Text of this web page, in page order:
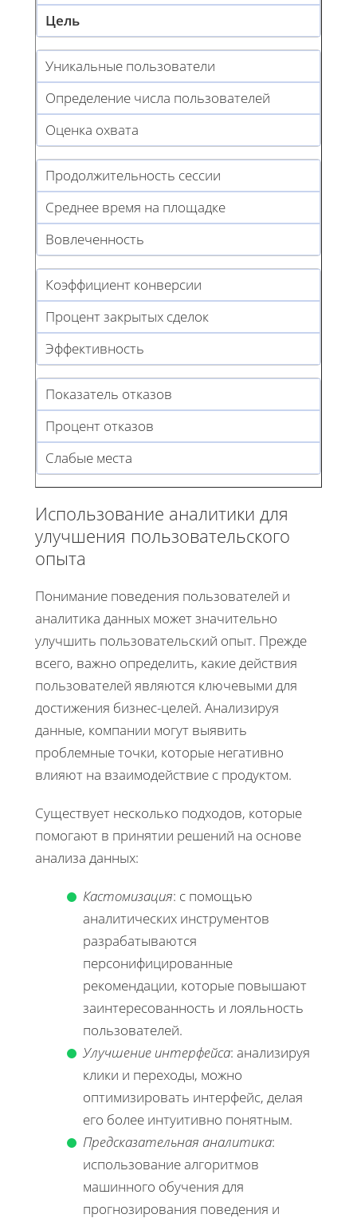
Цель
Уникальные пользователи
Определение числа пользователей
Оценка охвата
Продолжительность сессии
Среднее время на площадке
Вовлеченность
Коэффициент конверсии
Процент закрытых сделок
Эффективность
Показатель отказов
Процент отказов
Слабые места
Использование аналитики для
улучшения пользовательского
опыта
Понимание поведения пользователей и
аналитика данных может значительно
улучшить пользовательский опыт. Прежде
всего, важно определить, какие действия
пользователей являются ключевыми для
достижения бизнес-целей. Анализируя
данные, компании могут выявить
проблемные точки, которые негативно
влияют на взаимодействие с продуктом.
Существует несколько подходов, которые
помогают в принятии решений на основе
анализа данных:
Кастомизация: с помощью
аналитических инструментов
разрабатываются
персонифицированные
рекомендации, которые повышают
заинтересованность и лояльность
пользователей.
Улучшение интерфейса: анализируя
клики и переходы, можно
оптимизировать интерфейс, делая
его более интуитивно понятным.
Предсказательная аналитика:
использование алгоритмов
машинного обучения для
прогнозирования поведения и